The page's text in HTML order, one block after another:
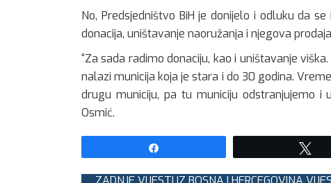
No, Predsjedništvo BiH je donijelo i odluku da
donacija, uništavanje naoružanja i njegova
“Za sada radimo donaciju, kao i uništavanje
nalazi municija koja je stara i do 30 godina.
drugu municiju, pa tu municiju odstranjujemo i
Osmić.